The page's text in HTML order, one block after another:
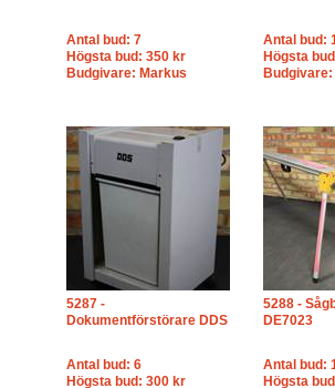
Antal bud: 7
Högsta bud: 350 kr
Budgivare: Markus
Antal bud:
Högsta
5287 -
Dokumentförstörare DDS
Antal bud: 6
Högsta bud: 300 kr
5288 -
DE7023
Antal bud:
Högsta